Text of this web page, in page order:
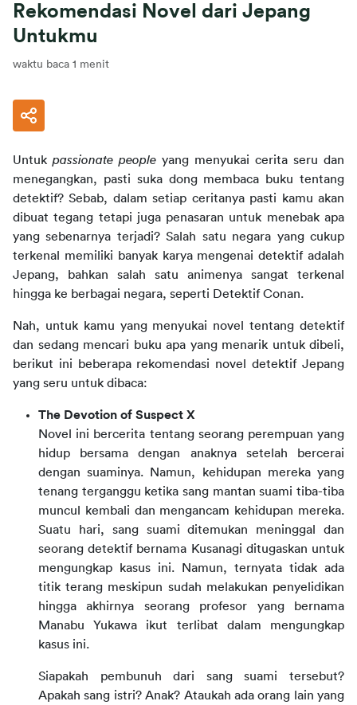
Rekomendasi Novel dari Jepang
Untukmu
waktu baca 1 menit
Untuk passionate people yang menyukai cerita seru dan
menegangkan, pasti suka dong membaca buku tentang
detektif? Sebab, dalam setiap ceritanya pasti kamu akan
dibuat tegang tetapi juga penasaran untuk menebak apa
yang sebenarnya terjadi? Salah satu negara yang cukup
terkenal memiliki banyak karya mengenai detektif adalah
Jepang, bahkan salah satu animenya sangat terkenal
hingga ke berbagai negara, seperti Detektif Conan.
Nah, untuk kamu yang menyukai novel tentang detektif
dan sedang mencari buku apa yang menarik untuk dibeli,
berikut ini beberapa rekomendasi novel detektif Jepang
yang seru untuk dibaca:
The Devotion of Suspect X
Novel ini bercerita tentang seorang perempuan yang
hidup bersama dengan anaknya setelah bercerai
dengan suaminya. Namun, kehidupan mereka yang
tenang terganggu ketika sang mantan suami tiba-tiba
muncul kembali dan mengancam kehidupan mereka.
Suatu hari, sang suami ditemukan meninggal dan
seorang detektif bernama Kusanagi ditugaskan untuk
mengungkap kasus ini. Namun, ternyata tidak ada
titik terang meskipun sudah melakukan penyelidikan
hingga akhirnya seorang profesor yang bernama
Manabu Yukawa ikut terlibat dalam mengungkap
kasus ini.
Siapakah pembunuh dari sang suami tersebut?
Apakah sang istri? Anak? Ataukah ada orang lain yang